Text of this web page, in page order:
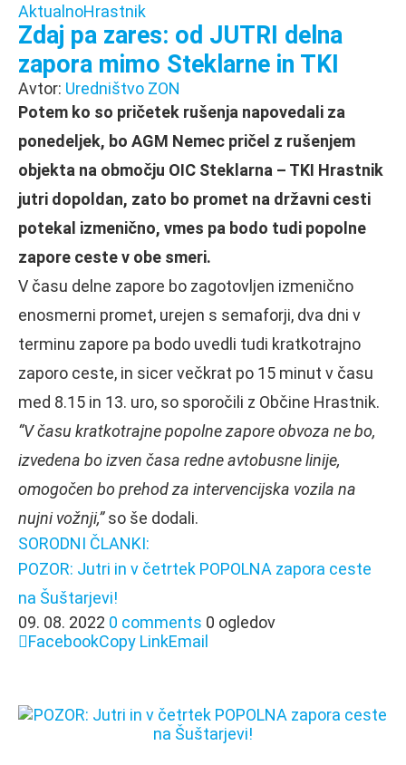
AktualnoHrastnik
Zdaj pa zares: od JUTRI delna
zapora mimo Steklarne in TKI
Avtor: Uredništvo ZON
Potem ko so pričetek rušenja napovedali za
ponedeljek, bo AGM Nemec pričel z rušenjem
objekta na območju OIC Steklarna – TKI Hrastnik
jutri dopoldan, zato bo promet na državni cesti
potekal izmenično, vmes pa bodo tudi popolne
zapore ceste v obe smeri.
V času delne zapore bo zagotovljen izmenično
enosmerni promet, urejen s semaforji, dva dni v
terminu zapore pa bodo uvedli tudi kratkotrajno
zaporo ceste, in sicer večkrat po 15 minut v času
med 8.15 in 13. uro, so sporočili z Občine Hrastnik.
“V času kratkotrajne popolne zapore obvoza ne bo,
izvedena bo izven časa redne avtobusne linije,
omogočen bo prehod za intervencijska vozila na
nujni vožnji,”so še dodali.
SORODNI ČLANKI:
POZOR: Jutri in v četrtek POPOLNA zapora ceste
na Šuštarjevi!
09. 08. 2022 0 comments 0 ogledov
FacebookCopy LinkEmail